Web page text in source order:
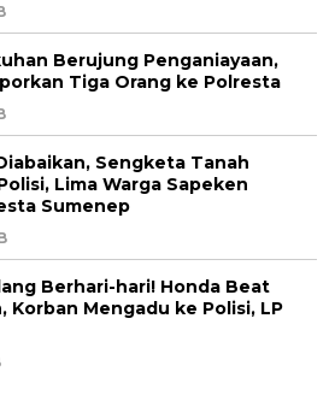
Berujung Penganiayaan,
Tiga Orang ke Polresta
Sengketa Tanah
Lima Warga Sapeken
Sumenep
Berhari-hari! Honda Beat
Korban Mengadu ke Polisi, LP